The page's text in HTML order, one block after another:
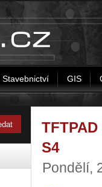
Stavebnictví GIS
S4
Pondělí,